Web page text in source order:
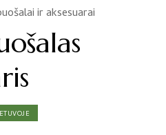
ir aksesuarai